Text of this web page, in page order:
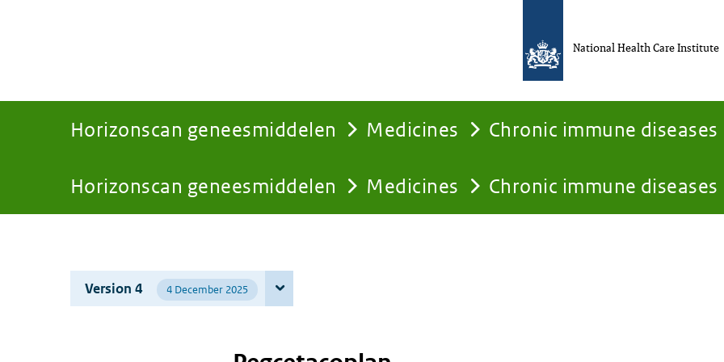
Horizonscan geneesmiddelen Medicines Chronic immune diseases
You
here:
Horizonscan geneesmiddelen Medicines Chronic immune diseases
National Health Care Institute
Version 4 4 December 2025